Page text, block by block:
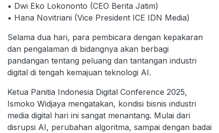
• Dwi Eko Lokononto (CEO Berita Jatim)
• Hana Novitriani (Vice President ICE IDN Media)
Selama dua hari, para pembicara dengan kepakaran
dan pengalaman di bidangnya akan berbagi
pandangan tentang peluang dan tantangan industri
digital di tengah kemajuan teknologi AI.
Ketua Panitia Indonesia Digital Conference 2025,
Ismoko Widjaya mengatakan, kondisi bisnis industri
media digital hari ini sangat menantang. Mulai dari
disrupsi AI, perubahan algoritma, sampai dengan badai